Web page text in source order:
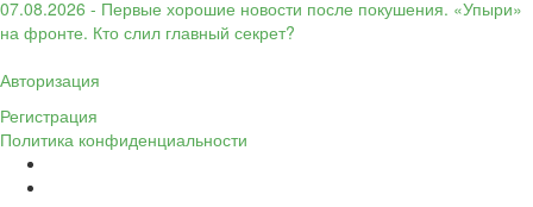
07.08.2026 - Первые хорошие новости после покушения. «Упыри»
на фронте. Кто слил главный секрет?
Авторизация
Регистрация
Политика конфиденциальности